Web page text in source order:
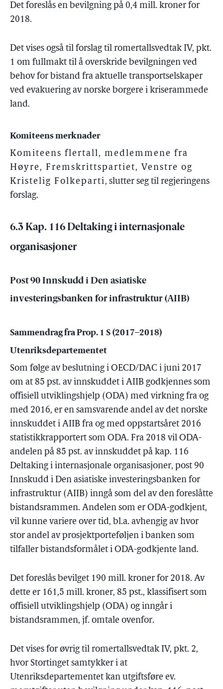
Det foreslås en bevilgning på 0,4 mill. kroner for
2018.
Det vises også til forslag til romertallsvedtak IV, pkt.
1 om fullmakt til å overskride bevilgningen ved
behov for bistand fra aktuelle transportselskaper
ved evakuering av norske borgere i kriserammede
land.
Komiteens merknader
Komiteens flertall, medlemmene fra
Høyre, Fremskrittspartiet, Venstre og
Kristelig Folkeparti, slutter seg til regjeringens
forslag.
6.3 Kap. 116 Deltaking i internasjonale
organisasjoner
Post 90 Innskudd i Den asiatiske
investeringsbanken for infrastruktur (AIIB)
Sammendrag fra Prop. 1 S (2017–2018)
Utenriksdepartementet
Som følge av beslutning i OECD/DAC i juni 2017
om at 85 pst. av innskuddet i AIIB godkjennes som
offisiell utviklingshjelp (ODA) med virkning fra og
med 2016, er en samsvarende andel av det norske
innskuddet i AIIB fra og med oppstartsåret 2016
statistikkrapportert som ODA. Fra 2018 vil ODA-
andelen på 85 pst. av innskuddet på kap. 116
Deltaking i internasjonale organisasjoner, post 90
Innskudd i Den asiatiske investeringsbanken for
infrastruktur (AIIB) inngå som del av den foreslåtte
bistandsrammen. Andelen som er ODA-godkjent,
vil kunne variere over tid, bl.a. avhengig av hvor
stor andel av prosjektporteføljen i banken som
tilfaller bistandsformålet i ODA-godkjente land.
Det foreslås bevilget 190 mill. kroner for 2018. Av
dette er 161,5 mill. kroner, 85 pst., klassifisert som
offisiell utviklingshjelp (ODA) og inngår i
bistandsrammen, jf. omtale ovenfor.
Det vises for øvrig til romertallsvedtak IV, pkt. 2,
hvor Stortinget samtykker i at
Utenriksdepartementet kan utgiftsføre ev.